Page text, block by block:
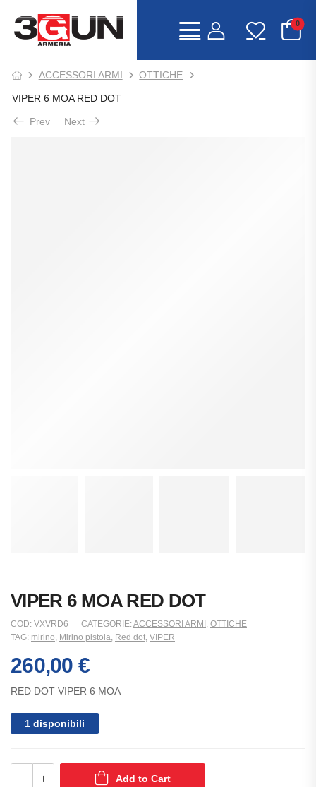
0
ACCESSORI ARMI OTTICHE
VIPER 6 MOA RED DOT
Prev Next
VIPER 6 MOA RED DOT
COD: VXVRD6 CATEGORIE:ACCESSORI ARMI , OTTICHE
TAG: mirino, Mirino pistola, Red dot, VIPER
260,00 €
RED DOT VIPER 6 MOA
1 disponibili
Add to Cart